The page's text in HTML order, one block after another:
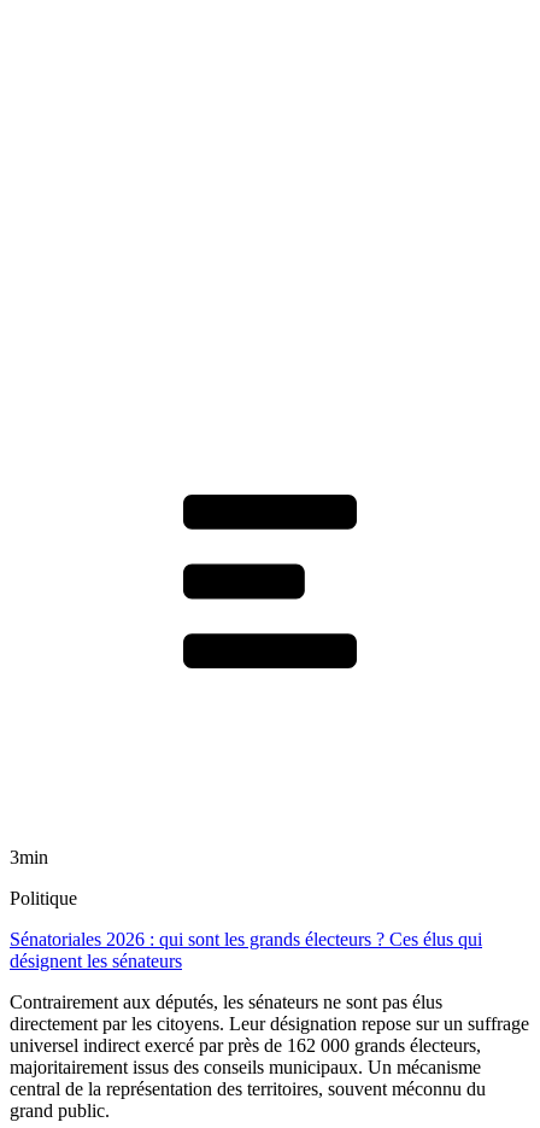
3min
Politique
Sénatoriales 2026 : qui sont les grands électeurs ? Ces élus qui
désignent les sénateurs
Contrairement aux députés, les sénateurs ne sont pas élus
directement par les citoyens. Leur désignation repose sur un suffrage
universel indirect exercé par près de 162 000 grands électeurs,
majoritairement issus des conseils municipaux. Un mécanisme
central de la représentation des territoires, souvent méconnu du
grand public.